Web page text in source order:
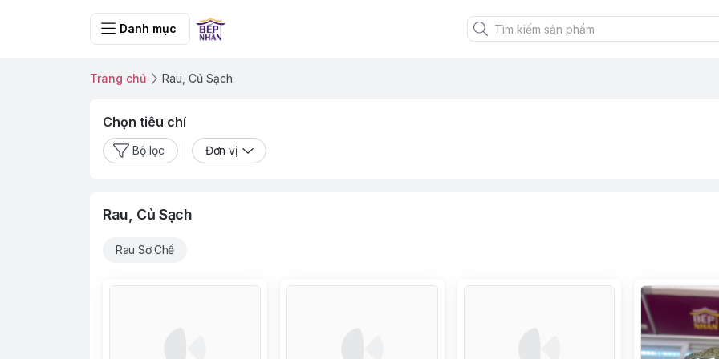
Danh mục
Trang chủ Rau, Củ Sạch
Chọn tiêu chí
Bộ lọc Đơn vị
Rau, Củ Sạch
Rau Sơ Chế